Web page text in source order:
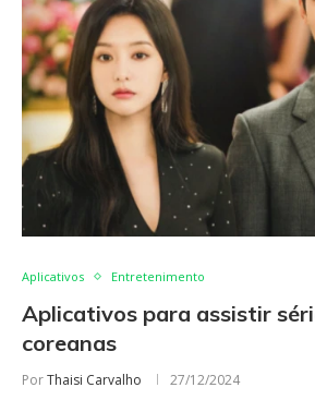
Aplicativos Entretenimento
Aplicativos para assistir
coreanas
PorThaisi Carvalho 27/12/2024